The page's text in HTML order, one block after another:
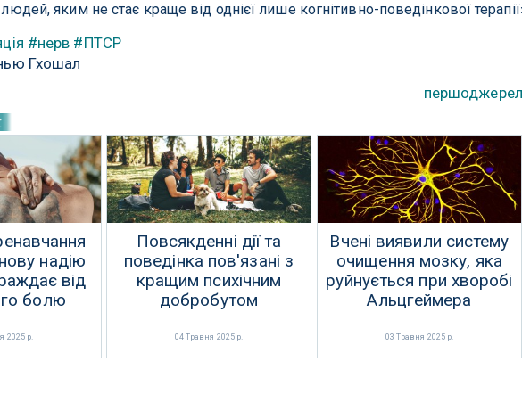
яким не стає краще від однієї лише когнітивно-поведінкової
#нерв #ПТСР
Гхошал
надію
від
болю
2025 р.
Повсякденні дії та
поведінка пов'язані з
кращим психічним
добробутом
04 Травня 2025 р.
Вчені виявили систему
очищення мозку, яка
руйнується при хворобі
Альцгеймера
03 Травня 2025 р.